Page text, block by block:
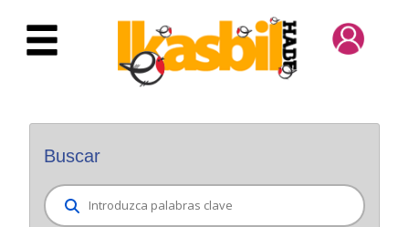
Saltar al contenido principal
Buscar